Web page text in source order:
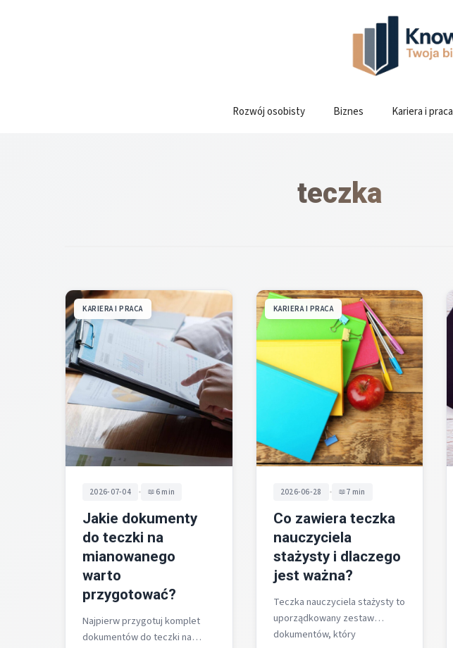
Rozwój osobisty Biznes Kariera i praca
teczka
KARIERA I PRACA
2026-07-04 • 6 min
Jakie dokumenty
do teczki na
mianowanego
warto
przygotować?
Najpierw przygotuj komplet
dokumentów do teczki na
KARIERA I PRACA
2026-06-28 • 7 min
Co zawiera teczka
nauczyciela
stażysty i dlaczego
jest ważna?
Teczka nauczyciela stażysty to
uporządkowany zestaw
dokumentów, który